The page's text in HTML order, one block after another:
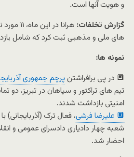
و هویت آنها است.
گزارش تخلفات:
هرانا
های ملی و مذهبی ثبت کرد که شامل
نمونه ها:
🔲 در پی برافراشتنپرچم جمهوری
تیم های تراکتور و سپاهان در تبریز، دو
امنیتی بازداشت شدند.
🔲 علیرضا فرشی، فعال ترک (آذربایجانی)
شعبه چهار دادیاری دادسرای عمومی و
احضار شد.